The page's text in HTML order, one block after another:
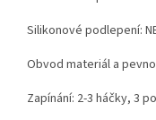
Silikonové podlepení:
Obvod materiál a
Zapínání: 2-3 háčky, 3